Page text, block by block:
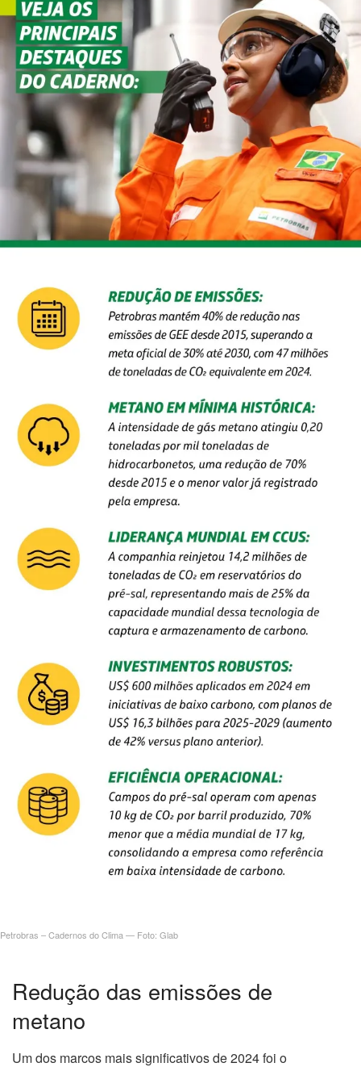
Petrobras – Cadernos do Clima — Foto: Glab
Redução das emissões de
metano
Um dos marcos mais significativos de 2024 foi o